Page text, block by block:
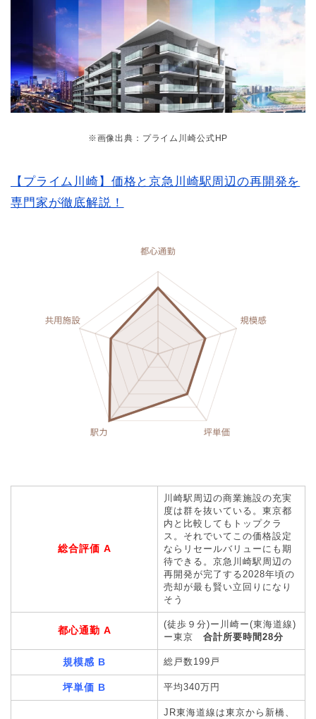
※画像出典：プライム川崎公式HP
【プライム川崎】価格と京急川崎駅周辺の再開発を
専門家が徹底解説！
総合評価 A
川崎駅周辺の商業施設の充実
度は群を抜いている。東京都
内と比較してもトップクラ
ス。それでいてこの価格設定
ならリセールバリューにも期
待できる。京急川崎駅周辺の
再開発が完了する2028年頃の
売却が最も賢い立回りになり
そう
都心通勤 A
(徒歩９分)ー川崎ー(東海道線)
ー東京 合計所要時間28分
規模感 B 総戸数199戸
坪単価 B 平均340万円
JR東海道線は東京から新橋、